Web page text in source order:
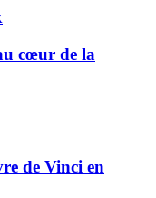
cœur de la
de Vinci en